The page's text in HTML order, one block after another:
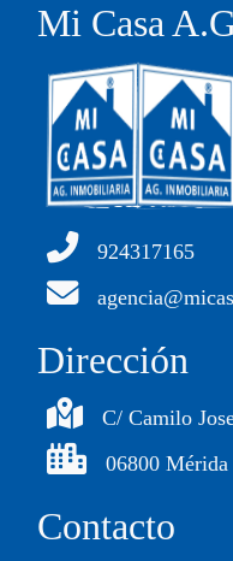
Mi Casa
924317165
Dirección
C/ Camilo
06800 Mérida
Contacto